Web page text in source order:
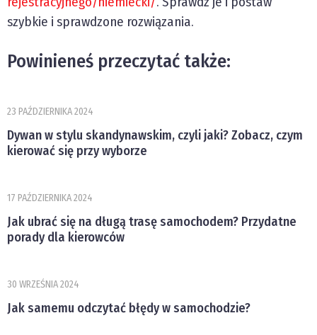
szybkie i sprawdzone rozwiązania.
Powinieneś przeczytać także:
23 PAŹDZIERNIKA 2024
Dywan w stylu skandynawskim, czyli jaki? Zobacz, czym
kierować się przy wyborze
17 PAŹDZIERNIKA 2024
Jak ubrać się na długą trasę samochodem? Przydatne
porady dla kierowców
30 WRZEŚNIA 2024
Jak samemu odczytać błędy w samochodzie?